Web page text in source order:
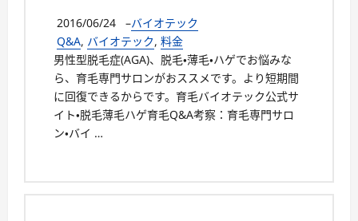
2016/06/24 –バイオテック
Q&A, バイオテック, 料金
男性型脱毛症(AGA)、脱毛・薄毛・ハゲでお悩みな
ら、育毛専門サロンがおススメです。より短期間
に回復できるからです。育毛バイオテック公式サ
イト・脱毛薄毛ハゲ育毛Q&A考察：育毛専門サロ
ン・バイ …